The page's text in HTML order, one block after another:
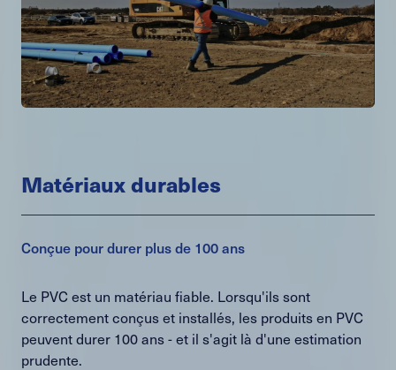
Matériaux durables
Conçue pour durer plus de 100 ans
Le PVC est un matériau fiable. Lorsqu'ils sont
correctement conçus et installés, les produits en PVC
peuvent durer 100 ans - et il s'agit là d'une estimation
prudente.